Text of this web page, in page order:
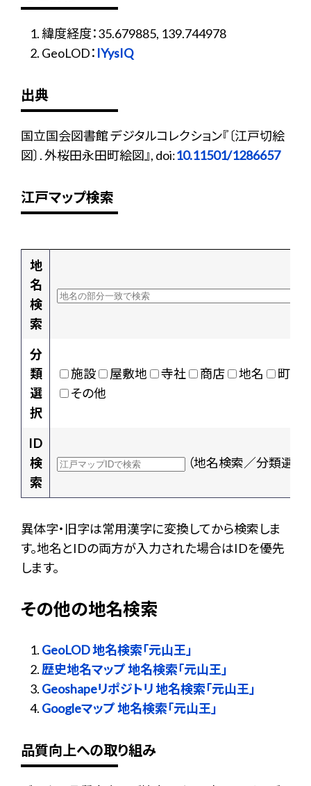
緯度経度：35.679885, 139.744978
GeoLOD： IYysIQ
出典
国立国会図書館 デジタルコレクション『〔江戸切絵
図〕. 外桜田永田町絵図』, doi:10.11501/1286657
江戸マップ検索
地
名
検
索
分
類
選
択
施設 屋敷地 寺社 商店 地名
町村
その他
ID
検
索
（地名検索／分類選択
異体字・旧字は常用漢字に変換してから検索しま
す。地名とIDの両方が入力された場合はIDを優先
します。
その他の地名検索
GeoLOD 地名検索「元山王」
歴史地名マップ 地名検索「元山王」
Geoshapeリポジトリ 地名検索「元山王」
Googleマップ 地名検索「元山王」
品質向上への取り組み